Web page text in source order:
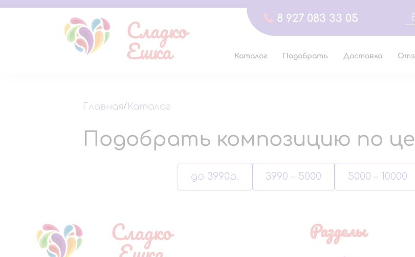
8 927 083 33 05
Сладко
Ешка Каталог Подобрать Доставка
Главная/ Каталог
Подобрать композицию по
до 3990р. 3990 – 5000 5000 – 10000
Сладко Разделы